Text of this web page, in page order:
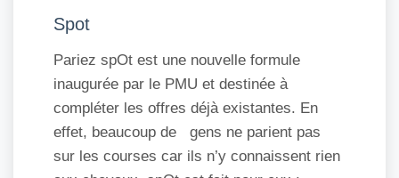
Spot
Pariez spOt est une nouvelle formule
inaugurée par le PMU et destinée à
compléter les offres déjà existantes. En
effet, beaucoup de gens ne parient pas
sur les courses car ils n’y connaissent rien